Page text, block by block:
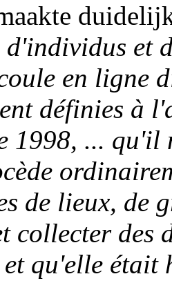
et
en ligne
définies à
1998, ... qu'il
de lieux, de
collecter des
qu'elle